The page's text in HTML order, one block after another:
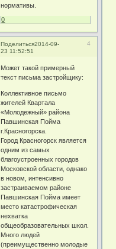
нормативы.
0
Поделиться 4
2014-09-
23 11:52:51
Может такой примерный
текст письма застройщику:
Коллективное письмо
жителей Квартала
«Молодежный» района
Павшинская Пойма
г.Красногорска.
Город Красногорск является
одним из самых
благоустроенных городов
Московской области, однако
в новом, интенсивно
застраиваемом районе
Павшинская Пойма имеет
место катастрофическая
нехватка
общеобразовательных школ.
Много людей
(преимущественно молодые